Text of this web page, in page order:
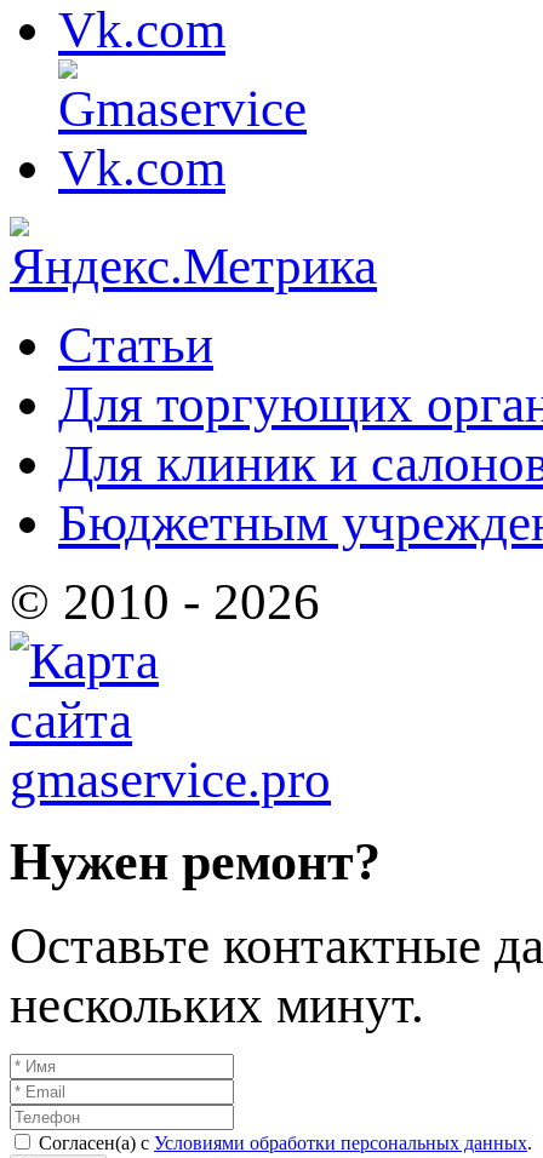
Статьи
Для торгующих
Для клиник и
Бюджетным
© 2010 - 2026
Нужен ремонт?
Оставьте контактные
нескольких минут.
Согласен(а) с Условиями обработки персональных данных.